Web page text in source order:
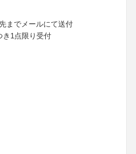
までメールにて送付
1点限り受付